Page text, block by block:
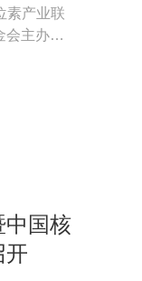
素产业联
会主办，
中国核
开